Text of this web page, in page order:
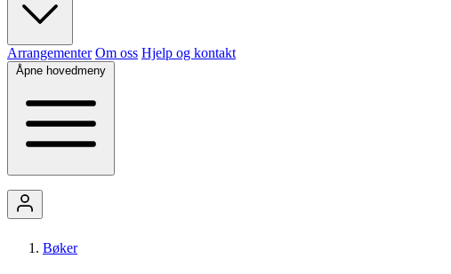
Arrangementer Om oss Hjelp og kontakt
Åpne hovedmeny
Bøker